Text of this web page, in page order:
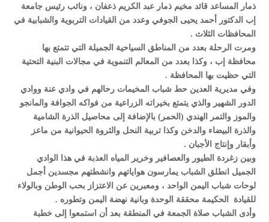
ذمار المساعد قائد مخيم ذمار عبد الكريم ذعفان ، ونائب رئيس جامعة
إب الدكتور أحمد يحيى الجوفي وعدد من القيادات التربوية والشبابية في
المحافظات الثلاث .
ومرت الرحلة بعدد من المناطق السياحية الجميلة التي تتمتع بها
محافظة إب ، وكذا بعدد من المعالم التنموية في مجالات البنية التحتية
التي حظيت بها المحافظة .
وفي مديرية العدين حط شباب المخيمات رحالهم في وادي عنة ووادي
الدور الشهير والذي يتمتع بخيراته الزراعية من فواكه الجوافة والمانجو
والموز والتمر الهندي (الحمر) بالإضافة إلى محاصيل الذرة الشامية
والذرة البيضاء والدخن وكذا تربية النحل والثروة الحيوانية من ماعز
وأبقار وإنتاج الأجبان .
وبين زغردة الطيور والعصافير وخرير المياه العذبة في هذا الوادي
الجميل انطلق الشباب يمارسون هواياتهم وانشطتهم مجسدين أجمل
لوحات شباب اليمن الواحد ، ومعبرين عن الاعتزاز بحب الوطن وبالولاء
للقيادة الحكيمة محققة الوحدة وبانية نهضة اليمن وتطوره .
وأدى الشباب صلاة الجمعة في المنطقة بعد أن استمعوا إلى خطبة